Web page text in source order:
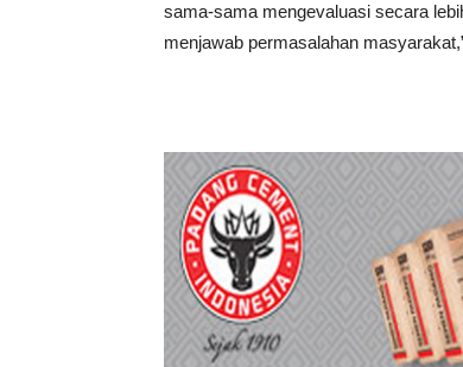
sama-sama mengevaluasi secara
menjawab permasalahan